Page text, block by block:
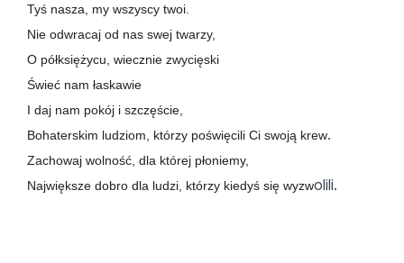
Tyś nasza, my wszyscy twoi.
Nie odwracaj od nas swej twarzy,
O półksiężycu, wiecznie zwycięski
Świeć nam łaskawie
I daj nam pokój i szczęście,
Bohaterskim ludziom, którzy poświęcili Ci swoją krew.
Zachowaj wolność, dla której płoniemy,
Największe dobro dla ludzi, którzy kiedyś się wyzwolili.